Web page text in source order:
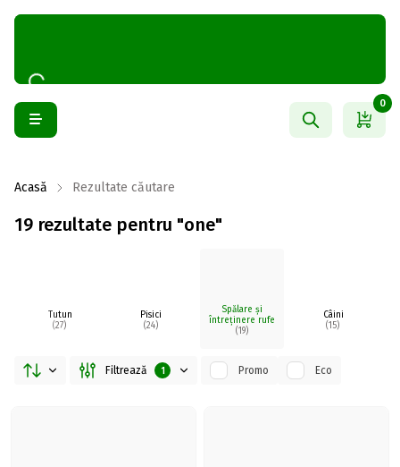
0
Acasă Rezultate căutare
19 rezultate pentru "one"
Tutun
(27)
Pisici
(24)
Spălare și
întreținere rufe
(19)
Câini
(15)
Filtrează 1 Promo Eco